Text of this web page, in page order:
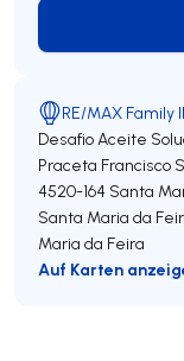
RE/MAX Family II
Desafio Aceite
Praceta Francisco
4520-164 Santa
Santa Maria da
Maria da Feira
Auf Karten